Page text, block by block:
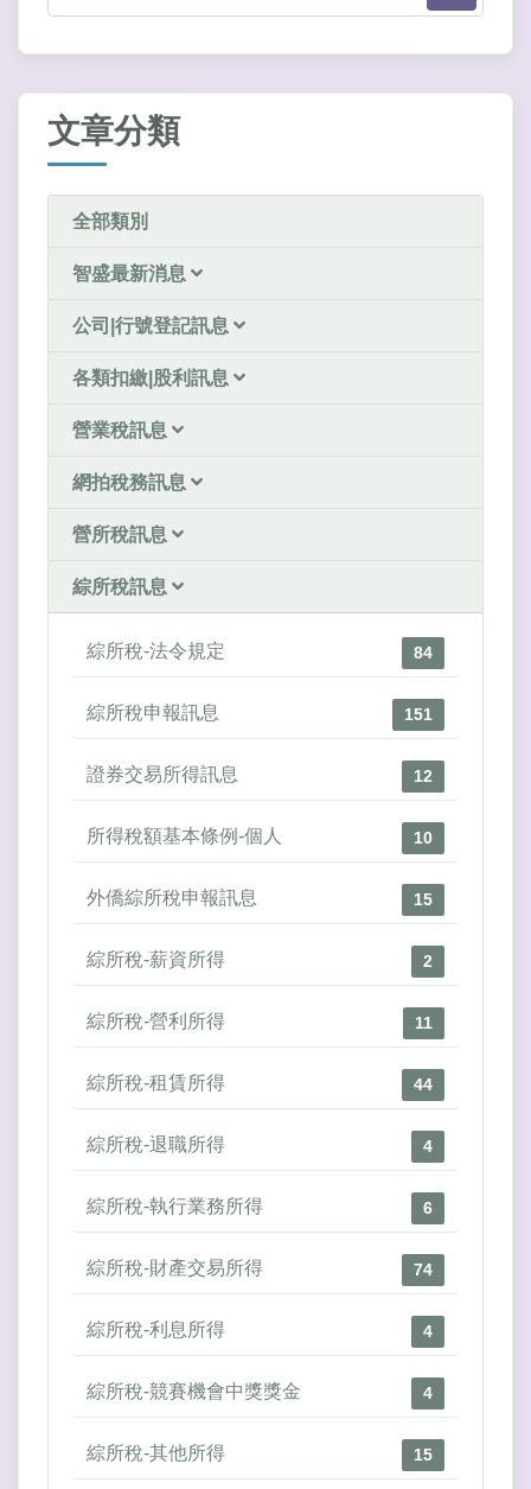
文章分類
全部類別
智盛最新消息
公司|行號登記訊息
各類扣繳|股利訊息
營業稅訊息
網拍稅務訊息
營所稅訊息
綜所稅訊息
綜所稅-法令規定 84
綜所稅申報訊息 151
證券交易所得訊息 12
所得稅額基本條例-個人 10
外僑綜所稅申報訊息 15
綜所稅-薪資所得 2
綜所稅-營利所得 11
綜所稅-租賃所得 44
綜所稅-退職所得 4
綜所稅-執行業務所得 6
綜所稅-財產交易所得 74
綜所稅-利息所得 4
綜所稅-競賽機會中獎獎金 4
綜所稅-其他所得 15